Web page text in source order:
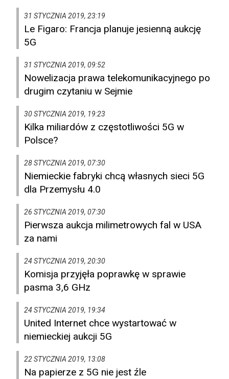
31 STYCZNIA 2019, 23:19
Le Figaro: Francja planuje jesienną aukcję
5G
31 STYCZNIA 2019, 09:52
Nowelizacja prawa telekomunikacyjnego po
drugim czytaniu w Sejmie
30 STYCZNIA 2019, 19:23
Kilka miliardów z częstotliwości 5G w
Polsce?
28 STYCZNIA 2019, 07:30
Niemieckie fabryki chcą własnych sieci 5G
dla Przemysłu 4.0
26 STYCZNIA 2019, 07:30
Pierwsza aukcja milimetrowych fal w USA
za nami
24 STYCZNIA 2019, 20:30
Komisja przyjęła poprawkę w sprawie
pasma 3,6 GHz
24 STYCZNIA 2019, 19:34
United Internet chce wystartować w
niemieckiej aukcji 5G
22 STYCZNIA 2019, 13:08
Na papierze z 5G nie jest źle